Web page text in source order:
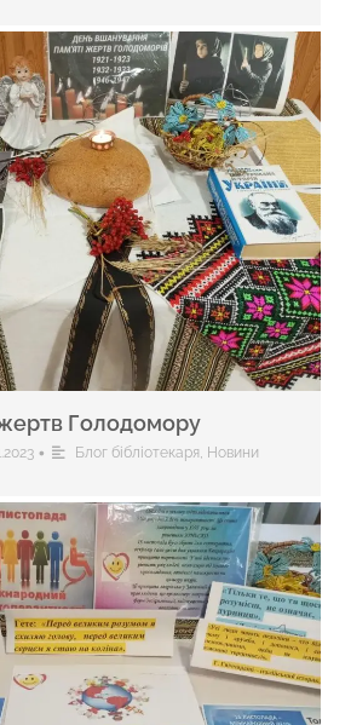
Голодомору
• Блог бібліотекаря Новини